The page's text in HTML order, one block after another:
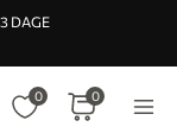
DAGE
0 0